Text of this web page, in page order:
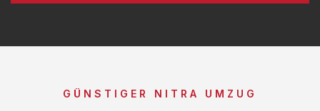
GÜNSTIGER NITRA UMZUG